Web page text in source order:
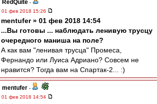
RedQuite -
01 фев 2018 15:26
mentufer » 01 фев 2018 14:54
...Вы готовы ... наблюдать ленивую трусцу
очередного маниша на поле?
А как вам "ленивая трусца" Промеса,
Фернандо или Луиса Адриано? Совсем не
нравится? Тогда вам на Спартак-2... :)
mentufer -
01 фев 2018 14:54